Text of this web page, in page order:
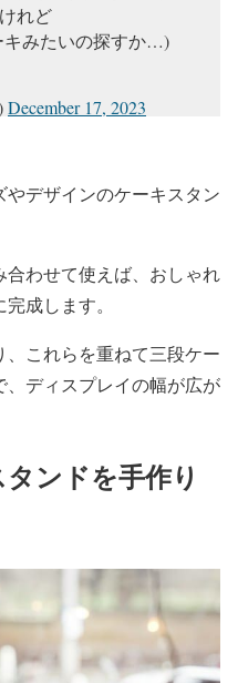
れど
キみたいの探すか…)
December 17, 2023
デザインのケーキスタン
わせて使えば、おしゃれ
成します。
これらを重ねて三段ケー
ディスプレイの幅が広が
ンドを手作り